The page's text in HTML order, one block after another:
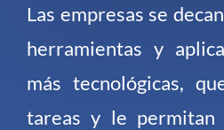
Las empresas se
herramientas y
más tecnológicas,
tareas y le permitan